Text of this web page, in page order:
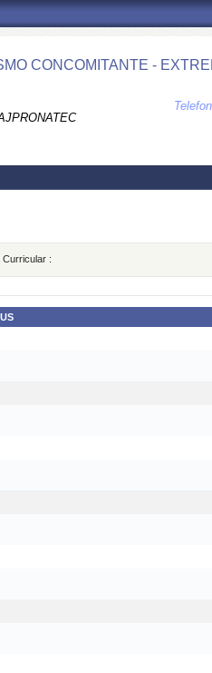
CONCOMITANTE -
Curricular :